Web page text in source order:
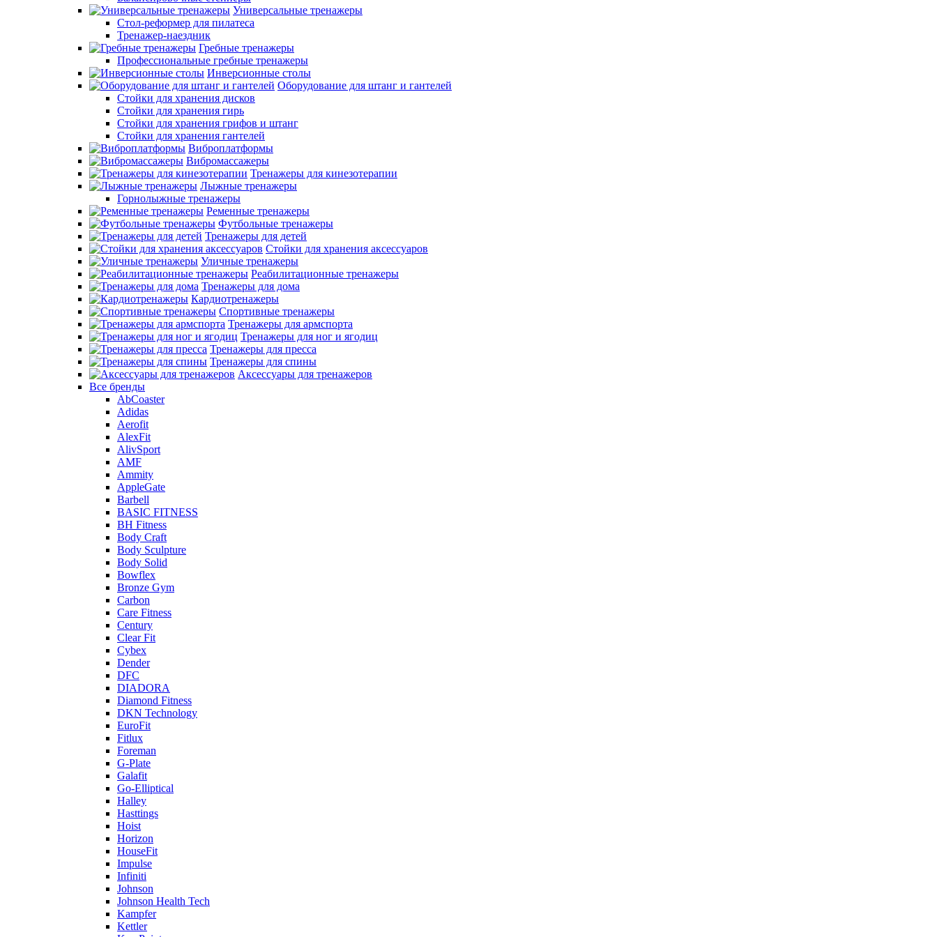
Универсальные тренажеры
Стол-реформер для пилатеса
Тренажер-наездник
Гребные тренажеры
Профессиональные гребные тренажеры
Инверсионные столы
Оборудование для штанг и гантелей
Стойки для хранения дисков
Стойки для хранения гирь
Стойки для хранения грифов и штанг
Стойки для хранения гантелей
Виброплатформы
Вибромассажеры
Тренажеры для кинезотерапии
Лыжные тренажеры
Горнолыжные тренажеры
Ременные тренажеры
Футбольные тренажеры
Тренажеры для детей
Стойки для хранения аксессуаров
Уличные тренажеры
Реабилитационные тренажеры
Тренажеры для дома
Кардиотренажеры
Спортивные тренажеры
Тренажеры для армспорта
Тренажеры для ног и ягодиц
Тренажеры для пресса
Тренажеры для спины
Аксессуары для тренажеров
Все бренды
AbCoaster
Adidas
Aerofit
AlexFit
AlivSport
AMF
Ammity
AppleGate
Barbell
BASIC FITNESS
BH Fitness
Body Craft
Body Sculpture
Body Solid
Bowflex
Bronze Gym
Carbon
Care Fitness
Century
Clear Fit
Cybex
Dender
DFC
DIADORA
Diamond Fitness
DKN Technology
EuroFit
Fitlux
Foreman
G-Plate
Galafit
Go-Elliptical
Halley
Hasttings
Hoist
Horizon
HouseFit
Impulse
Infiniti
Johnson
Johnson Health Tech
Kampfer
Kettler